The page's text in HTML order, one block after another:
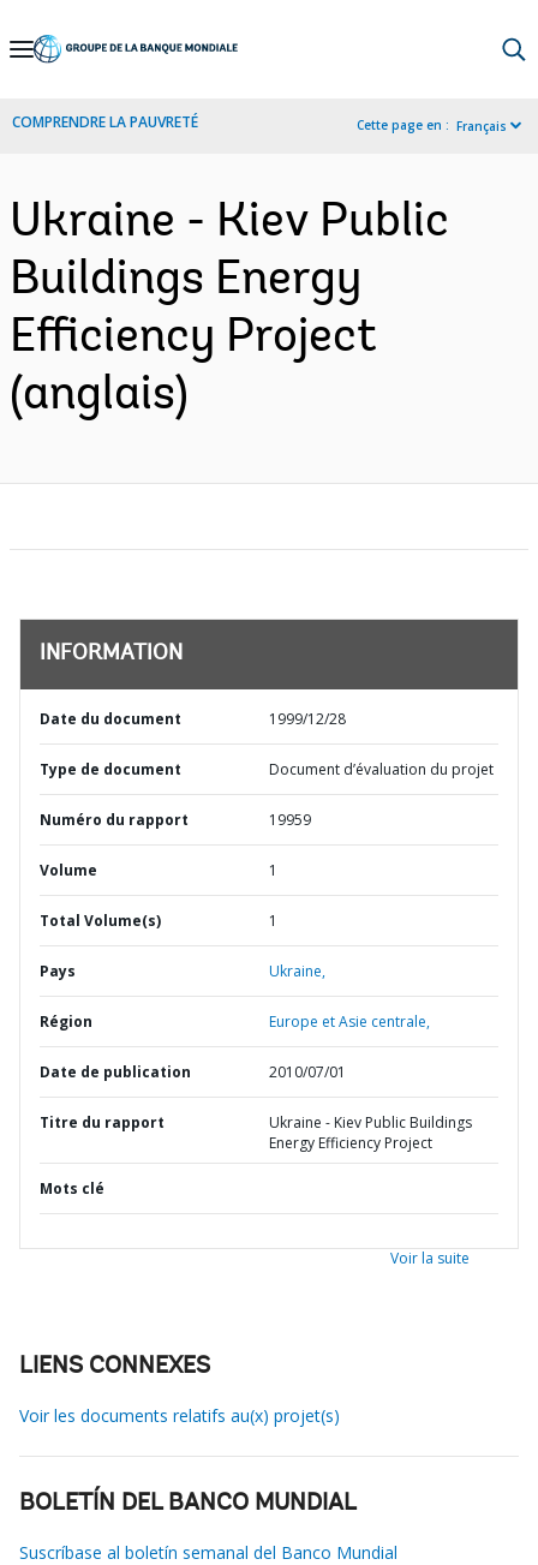
Skip
Navigation
COMPRENDRE LA PAUVRETÉ Cette page en : Français
Ukraine - Kiev Public
Buildings Energy
Efficiency Project
(anglais)
INFORMATION
Date du document 1999/12/28
Type de document Document d’évaluation du projet
Numéro du rapport 19959
Volume 1
Total Volume(s) 1
Pays Ukraine,
Région Europe et Asie centrale,
Date de publication 2010/07/01
Titre du rapport
Ukraine - Kiev Public Buildings
Energy Efficiency Project
Mots clé
Voir la suite
LIENS CONNEXES
Voir les documents relatifs au(x) projet(s)
BOLETÍN DEL BANCO MUNDIAL
Suscríbase al boletín semanal del Banco Mundial